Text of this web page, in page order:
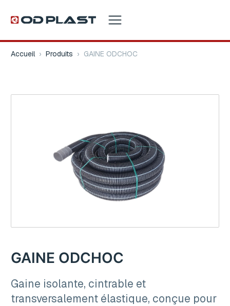
Accueil › Produits › GAINE ODCHOC
GAINE ODCHOC
Gaine isolante, cintrable et
transversalement élastique, conçue pour